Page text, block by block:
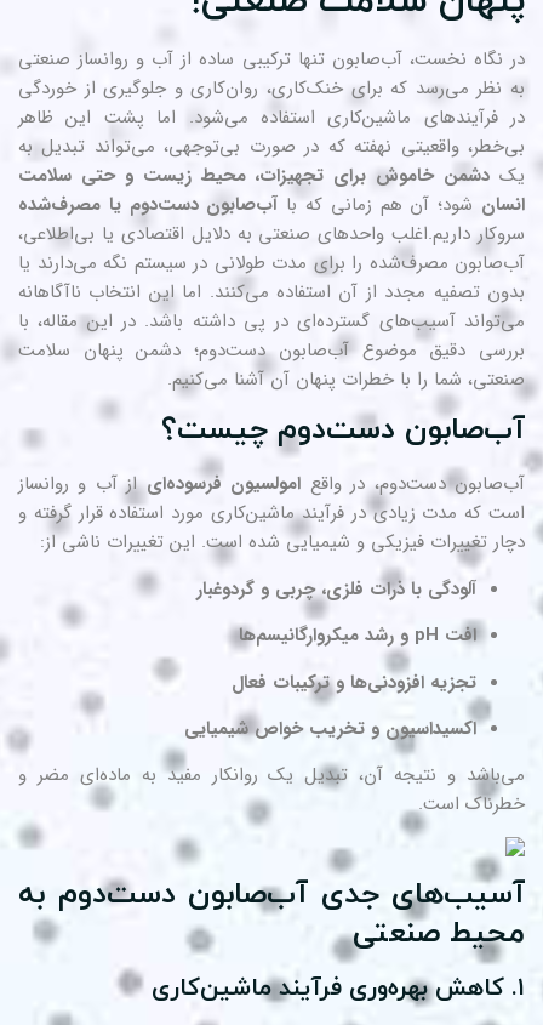
نگاه نخست، آب‌صابون تنها ترکیبی ساده از آب و روانساز صنعتی
نظر می‌رسد که برای خنک‌کاری، روان‌کاری و جلوگیری از خوردگی
فرآیندهای ماشین‌کاری استفاده می‌شود. اما پشت این ظاهر
واقعیتی نهفته که در صورت بی‌توجهی، می‌تواند تبدیل به
دشمن خاموش برای تجهیزات، محیط زیست و حتی سلامت
شود؛ آن هم زمانی که باآب‌صابون دست‌دوم یا مصرف‌شده
داریم.اغلب واحدهای صنعتی به دلایل اقتصادی یا بی‌اطلاعی،
مصرف‌شده را برای مدت طولانی در سیستم نگه می‌دارند یا
تصفیه مجدد از آن استفاده می‌کنند. اما این انتخاب ناآگاهانه
آسیب‌های گسترده‌ای در پی داشته باشد. در این مقاله، با
دقیق موضوع آب‌صابون دست‌دوم؛ دشمن پنهان سلامت
شما را با خطرات پنهان آن آشنا می‌کنیم.
دست‌دوم چیست؟
دست‌دوم، در واقعامولسیون فرسوده‌ایاز آب و روانساز
که مدت زیادی در فرآیند ماشین‌کاری مورد استفاده قرار گرفته و
تغییرات فیزیکی و شیمیایی شده است. این تغییرات ناشی از:
آلودگی با ذرات فلزی، چربی و گردوغبار
افت pH و رشد میکروارگانیسم‌ها
تجزیه افزودنی‌ها و ترکیبات فعال
اکسیداسیون و تخریب خواص شیمیایی
و نتیجه آن، تبدیل یک روانکار مفید به ماده‌ای مضر و
است.
جدی آب‌صابون دست‌دوم به
صنعتی